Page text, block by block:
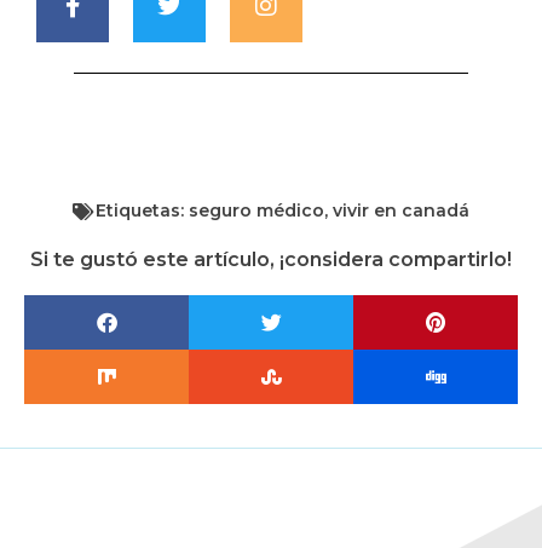
Etiquetas: seguro médico, vivir en canadá
Si te gustó este artículo, ¡considera compartirlo!